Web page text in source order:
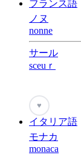
フランス語
ノヌ
nonne
サール
sceuｒ
♥
イタリア語
モナカ
monaca